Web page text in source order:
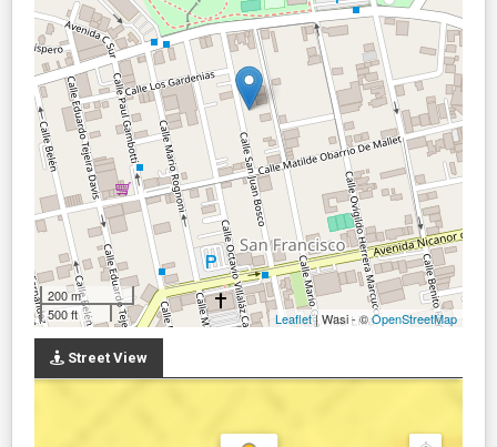
200 m
500 ft
Leaflet| Wasi - ©OpenStreetMap
Street View